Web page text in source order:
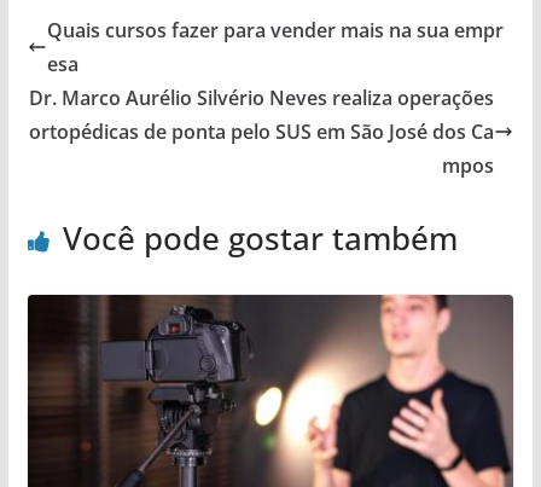
Quais cursos fazer para vender mais na sua empr
esa
Dr. Marco Aurélio Silvério Neves realiza operações
ortopédicas de ponta pelo SUS em São José dos Ca
mpos
Você pode gostar também